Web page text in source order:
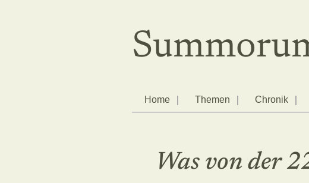
Home Themen Chronik
Was von der